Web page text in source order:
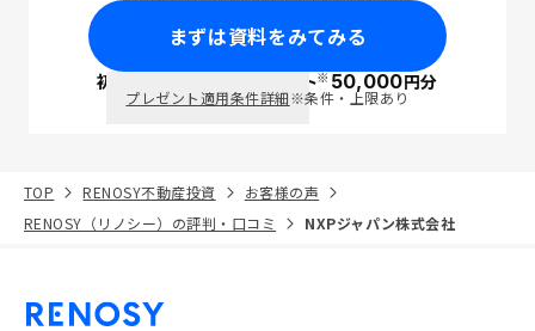
まずは資料をみてみる
初回面談で ポイント※50,000円分
プレゼント適用条件詳細※条件・上限あり
TOP RENOSY不動産投資
お客様の声
RENOSY（リノシー）の評判・口コミ
NXPジャパン株式会社